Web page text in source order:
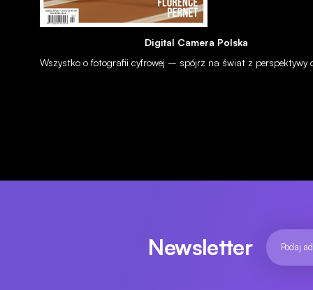
09 lip 2026
Digital Camera Polska
Wszystko o fotografii cyfrowej – spójrz na świat z perspektywy
Newsletter